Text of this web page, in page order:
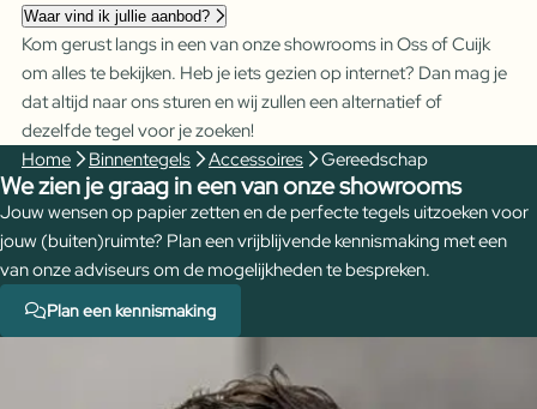
Waar vind ik jullie aanbod?
Kom gerust langs in een van onze showrooms in Oss of Cuijk
om alles te bekijken. Heb je iets gezien op internet? Dan mag je
dat altijd naar ons sturen en wij zullen een alternatief of
dezelfde tegel voor je zoeken!
Home
Binnentegels Accessoires Gereedschap
We zien je graag in een van onze showrooms
Jouw wensen op papier zetten en de perfecte tegels uitzoeken voor
jouw (buiten)ruimte? Plan een vrijblijvende kennismaking met een
van onze adviseurs om de mogelijkheden te bespreken.
Plan een kennismaking